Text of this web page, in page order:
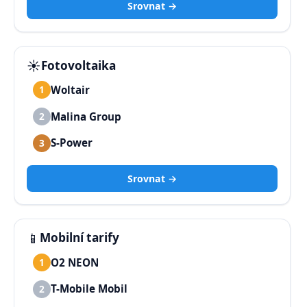
Srovnat →
☀️Fotovoltaika
1 Woltair
2 Malina Group
3 S-Power
Srovnat →
📱 Mobilní tarify
1 O2 NEON
2 T-Mobile Mobil